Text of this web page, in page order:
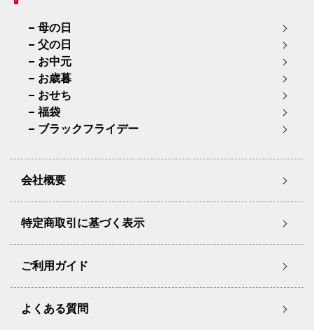
母の日
父の日
お中元
お歳暮
おせち
福袋
ブラックフライデー
会社概要
特定商取引に基づく表示
ご利用ガイド
よくある質問